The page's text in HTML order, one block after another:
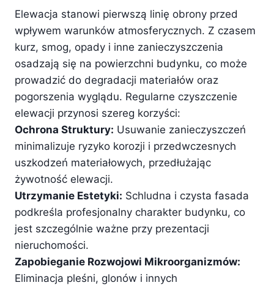
Elewacja stanowi pierwszą linię obrony przed
wpływem warunków atmosferycznych. Z czasem
kurz, smog, opady i inne zanieczyszczenia
osadzają się na powierzchni budynku, co może
prowadzić do degradacji materiałów oraz
pogorszenia wyglądu. Regularne czyszczenie
elewacji przynosi szereg korzyści:
Ochrona Struktury: Usuwanie zanieczyszczeń
minimalizuje ryzyko korozji i przedwczesnych
uszkodzeń materiałowych, przedłużając
żywotność elewacji.
Utrzymanie Estetyki: Schludna i czysta fasada
podkreśla profesjonalny charakter budynku, co
jest szczególnie ważne przy prezentacji
nieruchomości.
Zapobieganie Rozwojowi Mikroorganizmów:
Eliminacja pleśni, glonów i innych